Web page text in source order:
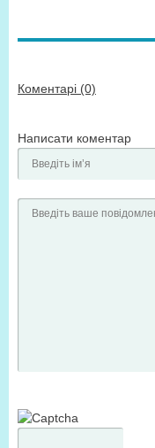
Коментарі (0)
Написати коментар